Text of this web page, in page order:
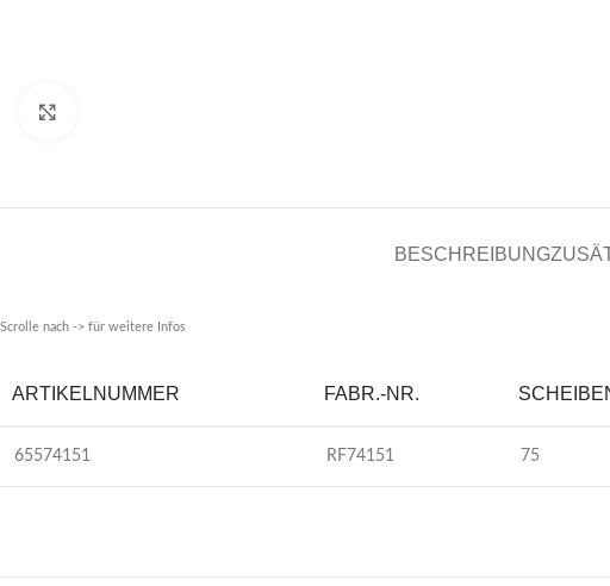
BESCHREIBUNG
Scrolle nach -> für weitere Infos
ARTIKELNUMMER FABR.-NR.
65574151 RF74151 75